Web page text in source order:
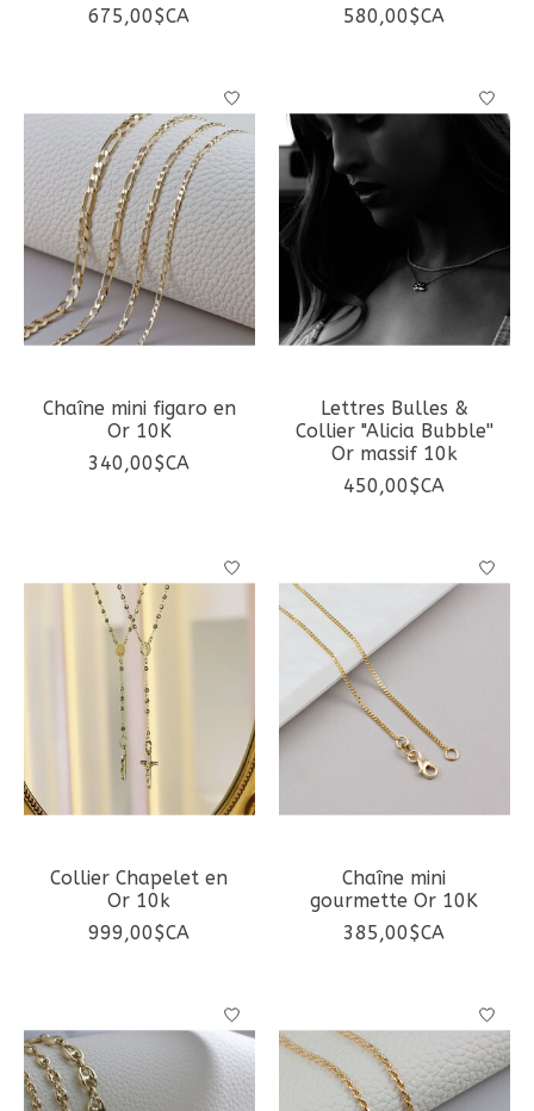
675,00$CA
580,00$CA
Chaîne mini figaro en
Or 10K
340,00$CA
Lettres Bulles &
Collier "Alicia Bubble''
Or massif 10k
450,00$CA
Collier Chapelet en
Or 10k
999,00$CA
Chaîne mini
gourmette Or 10K
385,00$CA